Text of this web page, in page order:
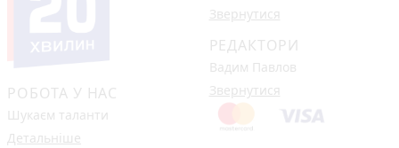
РОБОТА У НАС
Шукаєм таланти
Детальніше
Звернутися
РЕДАКТОРИ
Вадим Павлов
Звернутися